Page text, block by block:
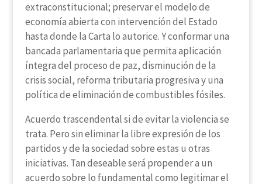
extraconstitucional; preservar el modelo de
economía abierta con intervención del Estado
hasta donde la Carta lo autorice. Y conformar una
bancada parlamentaria que permita aplicación
íntegra del proceso de paz, disminución de la
crisis social, reforma tributaria progresiva y una
política de eliminación de combustibles fósiles.
Acuerdo trascendental si de evitar la violencia se
trata. Pero sin eliminar la libre expresión de los
partidos y de la sociedad sobre estas u otras
iniciativas. Tan deseable será propender a un
acuerdo sobre lo fundamental como legitimar el